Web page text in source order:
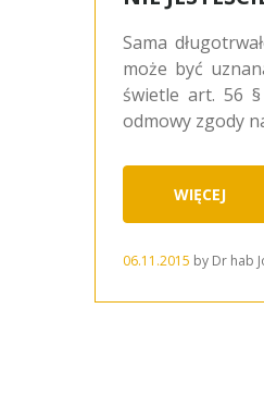
Sama
może być
świetle art. 56 §
odmowy zgody
WIĘCEJ
06.11.2015 by Dr hab